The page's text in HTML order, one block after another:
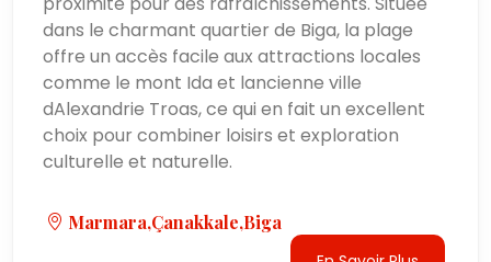
dans le charmant quartier de Biga, la plage
offre un accès facile aux attractions locales
comme le mont Ida et lancienne ville
dAlexandrie Troas, ce qui en fait un excellent
choix pour combiner loisirs et exploration
culturelle et naturelle.
Marmara,Çanakkale,Biga